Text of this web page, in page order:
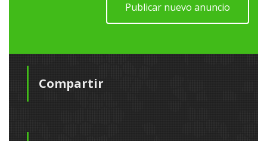
Publicar nuevo anuncio
Compartir